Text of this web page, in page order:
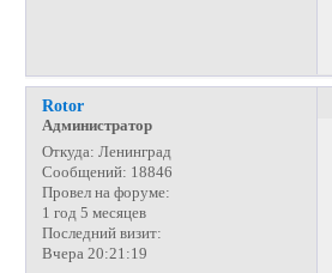
Rotor
Администратор
Откуда: Ленинград
Сообщений: 18846
Провел на форуме:
1 год 5 месяцев
Последний визит:
Вчера 20:21:19